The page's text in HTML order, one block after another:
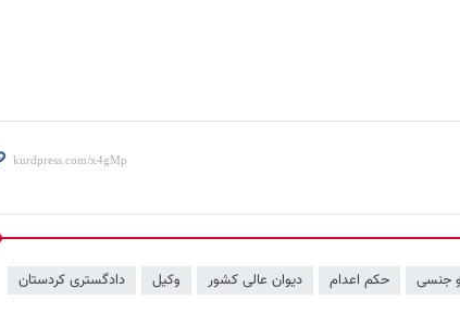
جنسی حکم اعدام دیوان عالی کشور وکیل
دادگستری کردستان